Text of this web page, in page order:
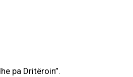
pa Dritëroin”.